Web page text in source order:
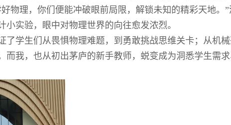
理，你们便能冲破眼前局限，解锁未知的精彩天地。
实验，眼中对物理世界的向往愈发浓烈。
学生们从畏惧物理难题，到勇敢挑战思维关卡；从机
我，也从初出茅庐的新手教师，蜕变成为洞悉学生需